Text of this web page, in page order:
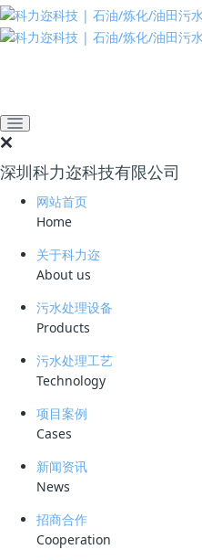
深圳科力迩科技有限公司
网站首页
Home
关于科力迩
About us
污水处理设备
Products
污水处理工艺
Technology
项目案例
Cases
新闻资讯
News
招商合作
Cooperation
推动绿色发展 建设美
解决浓缩液问
渗滤液全量化
2024-04-09 10:36:09
文件版本 ：
文件类型 ：
式进行处置，其中卫生填
便、投资费用少等优点在
处理方式。随着填埋时间
渗滤液，其组成成分复杂
生化性较差。我国目前已